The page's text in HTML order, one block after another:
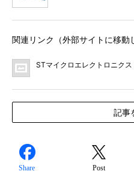
関連リンク（外部サイトに移動
STマイクロエレクトロニクス
記事
Share Post